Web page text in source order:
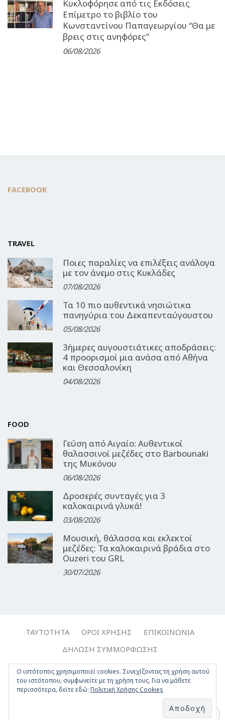
Κυκλοφόρησε από τις Εκδόσεις
Επίμετρο το βιβλίο του
Κωνσταντίνου Παπαγεωργίου “Θα με
βρεις στις ανηφόρες”
06/08/2026
FACEBOOK
TRAVEL
Ποιες παραλίες να επιλέξεις ανάλογα
με τον άνεμο στις Κυκλάδες
07/08/2026
Τα 10 πιο αυθεντικά νησιώτικα
πανηγύρια του Δεκαπενταύγουστου
05/08/2026
3ήμερες αυγουστιάτικες αποδράσεις:
4 προορισμοί μια ανάσα από Αθήνα
και Θεσσαλονίκη
04/08/2026
FOOD
Γεύση από Αιγαίο: Αυθεντικοί
θαλασσινοί μεζέδες στο Barbounaki
της Μυκόνου
06/08/2026
Δροσερές συνταγές για 3
καλοκαιρινά γλυκά!
03/08/2026
Μουσική, θάλασσα και εκλεκτοί
μεζέδες: Τα καλοκαιρινά βράδια στο
Ouzeri του GRL
30/07/2026
ΤΑΥΤΌΤΗΤΑ ΌΡΟΙ ΧΡΉΣΗΣ
ΕΠΙΚΟΙΝΩΝΊΑ
ΔΉΛΩΣΗ ΣΥΜΜΌΡΦΩΣΗΣ
Copyright © 2017-2026, Travelgirl.gr | All rights reserved.
Crafted byApptime.
Youtube
Ο ιστότοπος χρησιμοποιεί cookies. Συνεχίζοντας τη χρήση αυτού
του ιστότοπου, συμφωνείτε με τη χρήση τους. Για να μάθετε
περισσότερα, δείτε εδώ: Πολιτική Χρήσης Cookies